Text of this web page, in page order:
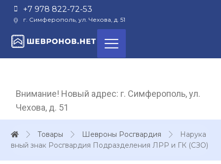
+7 978 822-72-53
г. Симферополь, ул. Чехова, д. 51
Внимание! Новый адрес: г. Симферополь, ул.
Чехова, д. 51
Товары Шевроны Росгвардия
Нарука
вный знак Росгвардия Подразделения ЛРР и ГК (СЗО)